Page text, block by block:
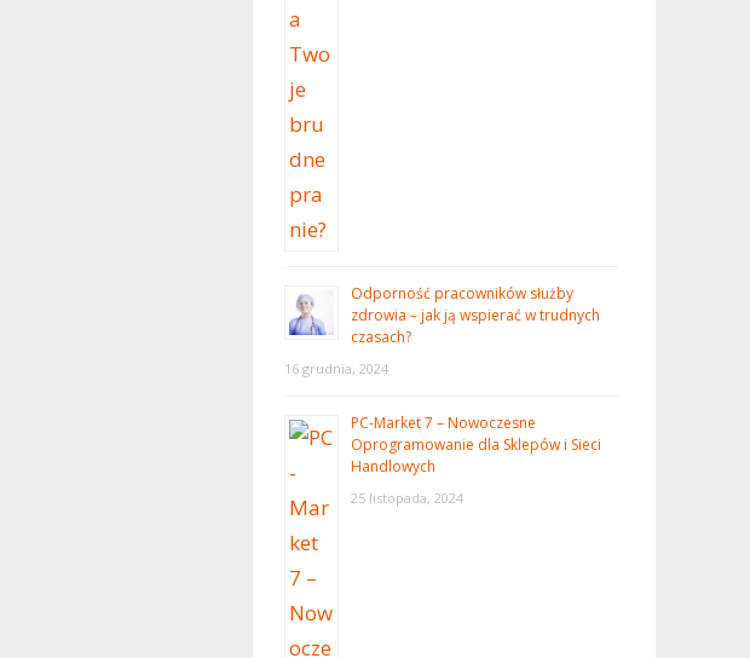
Odporność pracowników służby
zdrowia – jak ją wspierać w trudnych
czasach?
16 grudnia, 2024
PC-Market 7 – Nowoczesne
Oprogramowanie dla Sklepów i Sieci
Handlowych
25 listopada, 2024